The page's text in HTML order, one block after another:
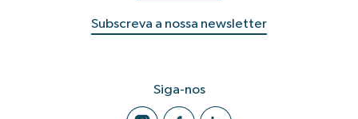
Subscreva a nossa newsletter
Siga-nos